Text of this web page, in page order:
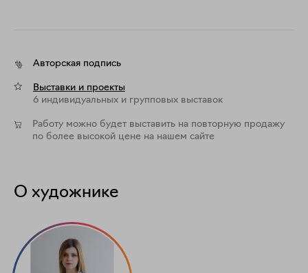
Авторская подпись
Выставки и проекты
6 индивидуальных и групповых выставок
Работу можно будет выставить на повторную продажу
по более высокой цене на нашем сайте
О художнике